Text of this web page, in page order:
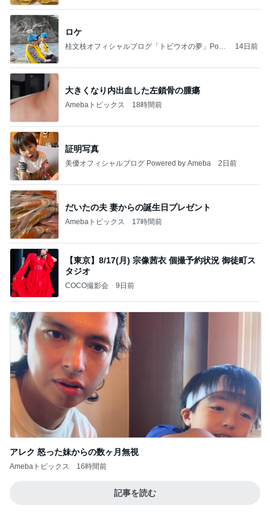
ロケ
桂文枝オフィシャルブログ「トビウオの夢」Pow
14日前
大きくなり内出血した左鎖骨の腫瘍
Amebaトピックス 18時間前
証明写真
美優オフィシャルブログ Powered by Ameba 2日前
だいたの夫 妻からの誕生日プレゼント
Amebaトピックス 17時間前
【東京】8/17(月) 宗像茜衣 個撮予約状況 御徒町ス
タジオ
COCO撮影会 9日前
アレク 怒った妹からの数ヶ月無視
Amebaトピックス 16時間前
記事を読む